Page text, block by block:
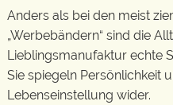
Anders als bei den meist
„Werbebändern“ sind die
Lieblingsmanufaktur echte
Sie spiegeln Persönlichkeit
Lebenseinstellung wider.